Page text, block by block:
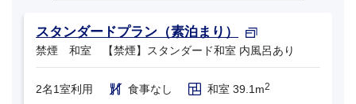
スタンダードプラン（素泊まり）
禁煙 和室 【禁煙】スタンダード和室 内風呂あり
2名1室利用 食事なし 和室 39.1m2